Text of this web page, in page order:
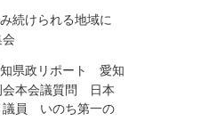
続けられる地域に
知県政リポート 愛知
会本会議質問 日本
議員 いのち第一の